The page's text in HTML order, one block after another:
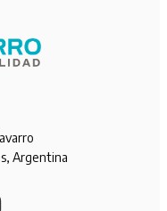
Argentina